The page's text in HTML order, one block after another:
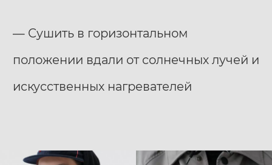
— Сушить в горизонтальном
положении вдали от солнечных лучей и
искусственных нагревателей